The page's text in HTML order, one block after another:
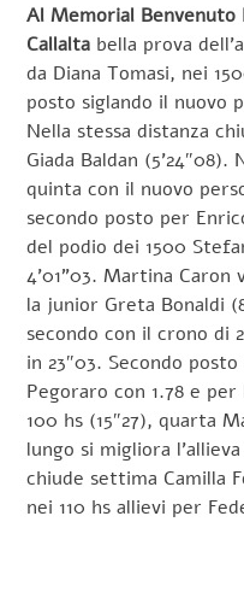
Al Memorial Benvenuto
Callalta bella prova
da Diana Tomasi, nei
posto siglando il nuovo
Nella stessa distanza
Giada Baldan
quinta con il nuovo
secondo posto per
del podio dei 1500
4’01”03. Martina Caron
la junior Greta Bonaldi
secondo con il crono di
in 23″03. Secondo
Pegoraro con 1.78 e per
100 hs (15″27), quarta
lungo si migliora
chiude settima Camilla
nei 110 hs allievi per